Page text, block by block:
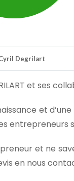
Degrilart
et ses
et
entrepreneurs
et ne
en nous